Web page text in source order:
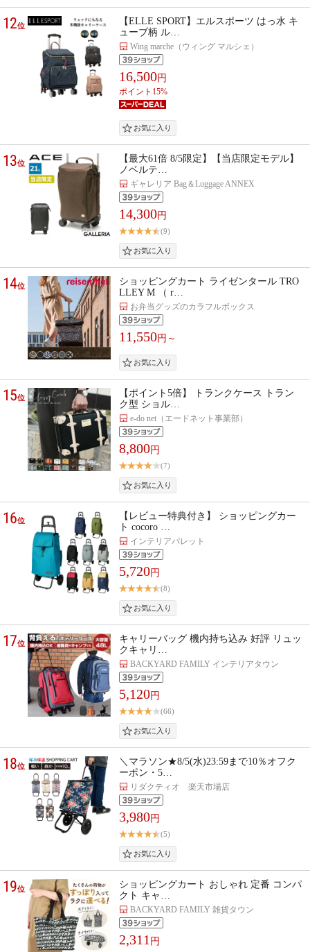
12位
【ELLE SPORT】エルスポーツ はっ水 キ
ューブ柄 ル…
Wing marche（ウィング マルシェ）
16,500円
ポイント15%
13位
【最大61倍 8/5限定】【当店限定モデル】
ノベルテ…
ギャレリア Bag＆Luggage ANNEX
14,300円
(9)
14位
ショッピングカート ライゼンタール TRO
LLEY M （ r…
お弁当グッズのカラフルボックス
11,550円～
15位
【ポイント5倍】 トランクケース トラン
ク型 ショル…
e-do net（エードネット事業部）
8,800円
(7)
16位
【レビュー特典付き】 ショッピングカー
ト cocoro …
インテリアパレット
5,720円
(8)
17位
キャリーバッグ 機内持ち込み 好評 リュッ
クキャリ…
BACKYARD FAMILY インテリアタウン
5,120円
(66)
18位
＼マラソン★8/5(水)23:59まで10％オフク
ーポン・5…
リダクティオ 楽天市場店
3,980円
(5)
19位
ショッピングカート おしゃれ 定番 コンパ
クト キャ…
BACKYARD FAMILY 雑貨タウン
2,311 円